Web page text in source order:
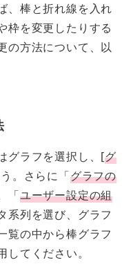
、棒と折れ線を入れ
枠を変更したりする
の方法について、以
グラフを選択し、[グ
。さらに「グラフの
「ユーザー設定の組
系列を選び、グラフ
覧の中から棒グラフ
てください。